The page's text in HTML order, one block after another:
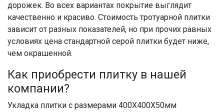
дорожек. Во всех вариантах покрытие выглядит
качественно и красиво. Стоимость тротуарной плитки
зависит от разных показателей, но при прочих равных
условиях цена стандартной серой плитки будет ниже,
чем окрашенной.
Как приобрести плитку в нашей
компании?
Укладка плитки с размерами 400Х400Х50мм